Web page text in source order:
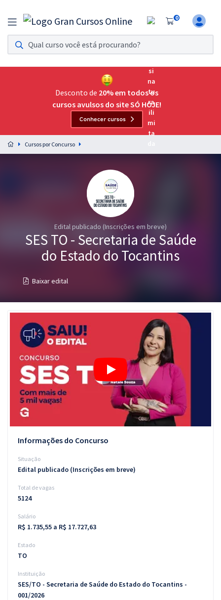
0
Assinatura Ilimitada 11
Acesso a todos os cursos. Teste grátis por 7 dias!
Assinatura OAB Até Passar
Acesso ilimitado a toda preparação para o Exame da
Preparação completa e intensiva para as principais
residências em saúde do Brasil
Graduação
Questões grátis
Conteúdo gratuito
Blog
Aprovados
Atendimento
Desconto de 20% em todos os
cursos avulsos do site SÓ HOJE!
Conhecer cursos
Cursos por Concurso
Edital publicado (Inscrições em breve)
SES TO - Secretaria de Saúde
do Estado do Tocantins
Baixar edital
Informações do Concurso
Situação
Edital publicado (Inscrições em breve)
Total de vagas
5124
Salário
R$ 1.735,55 a R$ 17.727,63
Estado
TO
Instituição
SES/TO - Secretaria de Saúde do Estado do Tocantins -
001/2026